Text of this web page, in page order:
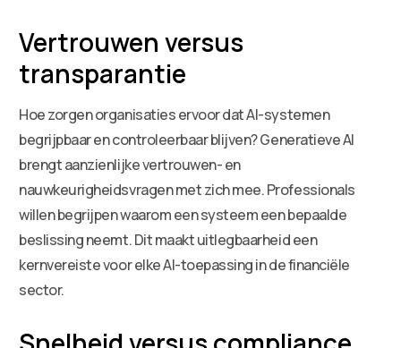
Vertrouwen versus
transparantie
Hoe zorgen organisaties ervoor dat AI-systemen
begrijpbaar en controleerbaar blijven? Generatieve AI
brengt aanzienlijke vertrouwen- en
nauwkeurigheidsvragen met zich mee. Professionals
willen begrijpen waarom een systeem een bepaalde
beslissing neemt. Dit maakt uitlegbaarheid een
kernvereiste voor elke AI-toepassing in de financiële
sector.